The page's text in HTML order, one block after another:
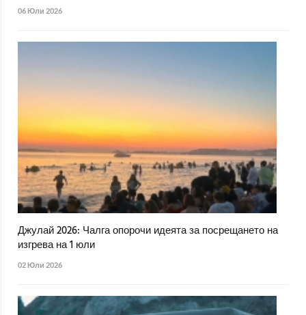
06 Юли 2026
Джулай 2026: Чалга опорочи идеята за посрещането на
изгрева на 1 юли
02 Юли 2026